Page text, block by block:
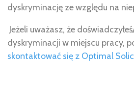
dyskryminację ze względu na
Jeżeli uważasz, że
dyskryminacji w miejscu pracy,
skontaktować się z Optimal